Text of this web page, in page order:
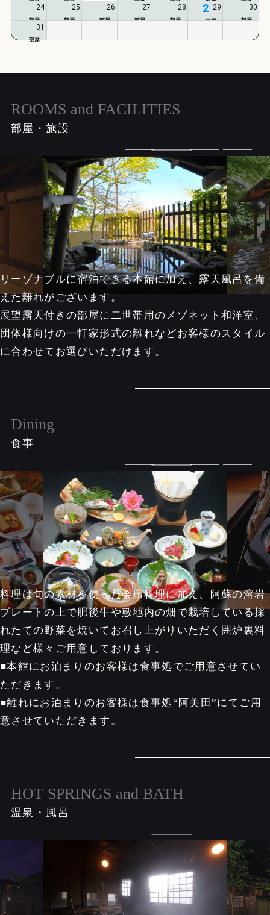
2
ROOMS and FACILITIES
部屋・施設
リーゾナブルに宿泊できる本館に加え、露天風呂を備
えた離れがございます。
展望露天付きの部屋に二世帯用のメゾネット和洋室、
団体様向けの一軒家形式の離れなどお客様のスタイル
に合わせてお選びいただけます。
Dining
食事
料理は旬の素材を使った会席料理に加え、阿蘇の溶岩
プレートの上で肥後牛や敷地内の畑で栽培している採
れたての野菜を焼いてお召し上がりいただく囲炉裏料
理など様々ご用意しております。
■本館にお泊まりのお客様は食事処でご用意させてい
ただきます。
■離れにお泊まりのお客様は食事処“阿美田”にてご用
意させていただきます。
HOT SPRINGS and BATH
温泉・風呂